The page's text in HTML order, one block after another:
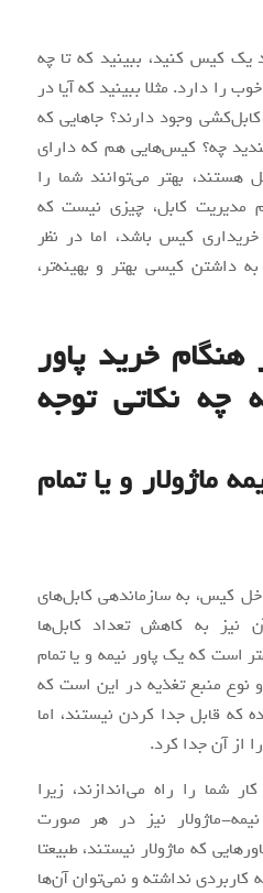
یک کیس کنید، ببینید که تا چه
را دارد. مثلا ببینید که آیا در
وجود دارند؟ جاهایی که
چه؟ کیس‌هایی هم که دارای
هستند، بهتر می‌توانند شما را
مدیریت کابل، چیزی نیست که
کیس باشد، اما در نظر
داشتن کیسی بهتر و بهینه‌تر،
هنگام خرید پاور
چه نکاتی توجه
ماژولار و یا تمام
کیس، به سازماندهی کابل‌های
نیز به کاهش تعداد کابل‌ها
است که یک پاور نیمه و یا تمام
نوع منبع تغذیه در این است که
که قابل جدا کردن نیستند، اما
از آن جدا کرد.
شما را راه می‌اندازند، زیرا
ماژولار نیز در هر صورت
که ماژولار نیستند، طبیعتا
کاربردی نداشته و نمی‌توان آن‌ها